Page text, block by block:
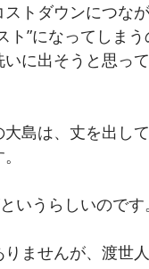
トダウンにつな
ト”になってしま
いに出そうと思っ
島は、丈を出し
いうらしいのです。
ませんが、渡世